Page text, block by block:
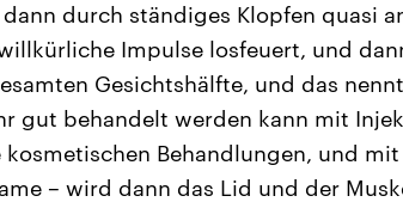
dann durch ständiges Klopfen quasi
Impulse losfeuert, und
Gesichtshälfte, und das
gut behandelt werden kann mit
Behandlungen, und
– wird dann das Lid und der